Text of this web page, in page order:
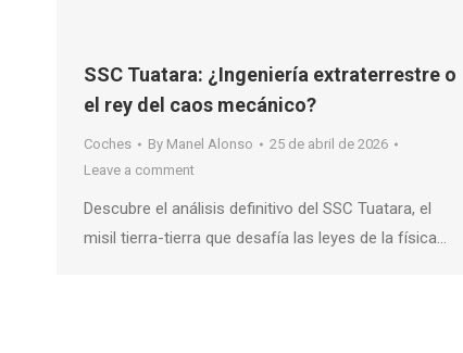
SSC Tuatara: ¿Ingeniería extraterrestre o
el rey del caos mecánico?
Coches By Manel Alonso
25 de abril de 2026
Leave a comment
Descubre el análisis definitivo del SSC Tuatara, el
misil tierra-tierra que desafía las leyes de la física…